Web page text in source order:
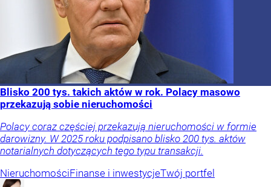
Blisko 200 tys. takich aktów w rok. Polacy masowo
przekazują sobie nieruchomości
Polacy coraz częściej przekazują nieruchomości w formie
darowizny. W 2025 roku podpisano blisko 200 tys. aktów
notarialnych dotyczących tego typu transakcji.
NieruchomościFinanse i inwestycjeTwój portfel